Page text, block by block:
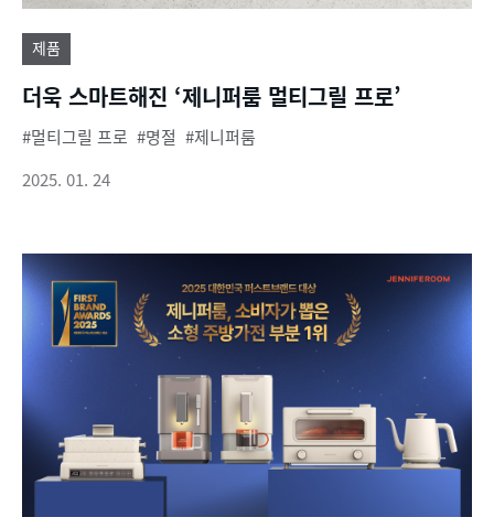
제품
더욱 스마트해진 ‘제니퍼룸 멀티그릴 프로’
멀티그릴 프로 명절
제니퍼룸
2025. 01. 24